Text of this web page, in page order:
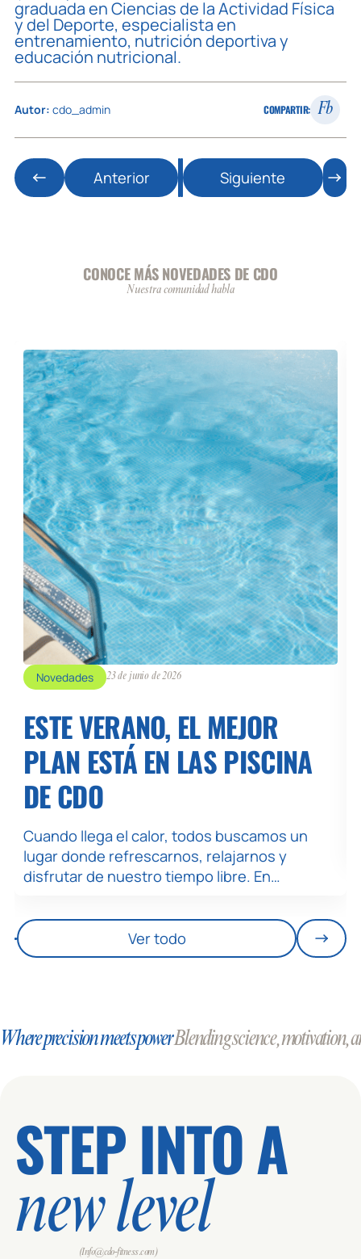
graduada en Ciencias de la Actividad Física
y del Deporte, especialista en
entrenamiento, nutrición deportiva y
educación nutricional.
Autor: cdo_admin COMPARTIR: Fb
Anterior Siguiente
CONOCE MÁS NOVEDADES DE CDO
Nuestra comunidad habla
Novedades 23 de junio de 2026
ESTE VERANO, EL MEJOR
PLAN ESTÁ EN LAS PISCINA
DE CDO
Cuando llega el calor, todos buscamos un
lugar donde refrescarnos, relajarnos y
disfrutar de nuestro tiempo libre. En…
Ver todo
Where precision meets powerBlending science, motivation,
STEP INTO A
new level
(Info@cdo-fitness.com)